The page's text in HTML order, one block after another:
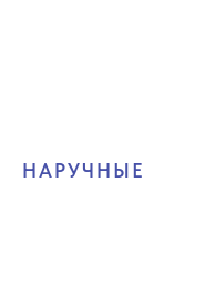
НАРУЧНЫЕ